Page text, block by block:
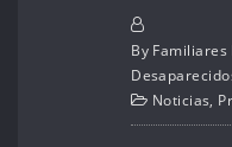
By Familiares
Noticias,